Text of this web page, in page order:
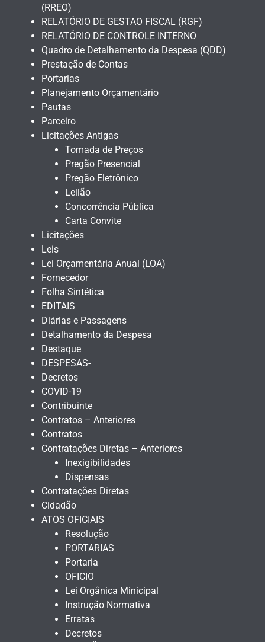
(RREO)
RELATÓRIO DE GESTAO FISCAL (RGF)
RELATÓRIO DE CONTROLE INTERNO
Quadro de Detalhamento da Despesa (QDD)
Prestação de Contas
Portarias
Planejamento Orçamentário
Pautas
Parceiro
Licitações Antigas
Tomada de Preços
Pregão Presencial
Pregão Eletrônico
Leilão
Concorrência Pública
Carta Convite
Licitações
Leis
Lei Orçamentária Anual (LOA)
Fornecedor
Folha Sintética
EDITAIS
Diárias e Passagens
Detalhamento da Despesa
Destaque
DESPESAS-
Decretos
COVID-19
Contribuinte
Contratos – Anteriores
Contratos
Contratações Diretas – Anteriores
Inexigibilidades
Dispensas
Contratações Diretas
Cidadão
ATOS OFICIAIS
Resolução
PORTARIAS
Portaria
OFICIO
Lei Orgânica Minicipal
Instrução Normativa
Erratas
Decretos